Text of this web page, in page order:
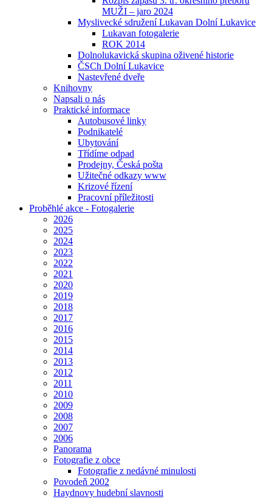
MUŽI – jaro 2024
Myslivecké sdružení Lukavan Dolní Lukavice
Lukavan fotogalerie
ROK 2014
Dolnolukavická skupina oživené historie
ČSCh Dolní Lukavice
Nastevřené dveře
Knihovny
Napsali o nás
Praktické informace
Autobusové linky
Podnikatelé
Ubytování
Třídíme odpad
Prodejny, Česká pošta
Užitečné odkazy www
Krizové řízení
Pracovní příležitosti
Proběhlé akce - Fotogalerie
2026
2025
2024
2023
2022
2021
2020
2019
2018
2017
2016
2015
2014
2013
2012
2011
2010
2009
2008
2007
2006
Panorama
Fotografie z obce
Fotografie z nedávné minulosti
Povodeň 2002
Haydnovy hudební slavnosti